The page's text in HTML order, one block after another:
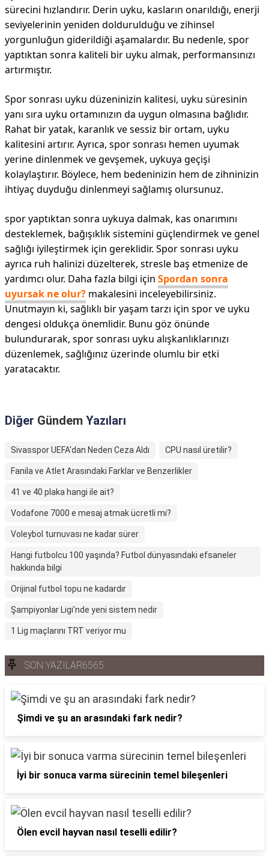
sürecini hızlandırır. Derin uyku, kasların onarıldığı, enerji
seviyelerinin yeniden doldurulduğu ve zihinsel
yorgunluğun giderildiği aşamalardır. Bu nedenle, spor
yaptıktan sonra kaliteli bir uyku almak, performansınızı
artırmıştır.
Spor sonrası uyku düzeninizin kalitesi, uyku süresinin
yanı sıra uyku ortamınızın da uygun olmasına bağlıdır.
Rahat bir yatak, karanlık ve sessiz bir ortam, uyku
kalitesini artırır. Ayrıca, spor sonrası hemen uyumak
yerine dinlenmek ve gevşemek, uykuya geçişi
kolaylaştırır. Böylece, hem bedeninizin hem de zihninizin
ihtiyaç duyduğu dinlenmeyi sağlamış olursunuz.
spor yaptıktan sonra uykuya dalmak, kas onarımını
desteklemek, bağışıklık sistemini güçlendirmek ve genel
sağlığı iyileştirmek için gereklidir. Spor sonrası uyku
ayrıca ruh halinizi düzelterek, stresle baş etmenize de
yardımcı olur. Daha fazla bilgi için Spordan sonra
uyursak ne olur? makalesini inceleyebilirsiniz.
Unutmayın ki, sağlıklı bir yaşam tarzı için spor ve uyku
dengesi oldukça önemlidir. Bunu göz önünde
bulundurarak, spor sonrası uyku alışkanlıklarınızı
düzenlemek, sağlığınız üzerinde olumlu bir etki
yaratacaktır.
Diğer Gündem Yazıları
Sivasspor UEFA'dan Neden Ceza Aldı CPU nasıl üretilir?
Fanila ve Atlet Arasındaki Farklar ve Benzerlikler
41 ve 40 plaka hangi ile ait?
Vodafone 7000 e mesaj atmak ücretli mi?
Voleybol turnuvası ne kadar sürer
Hangi futbolcu 100 yaşında? Futbol dünyasındaki efsaneler
hakkında bilgi
Orijinal futbol topu ne kadardır
Şampiyonlar Ligi'nde yeni sistem nedir
1 Lig maçlarını TRT veriyor mu
SON YAZILAR6565
Şimdi ve şu an arasındaki fark nedir?
İyi bir sonuca varma sürecinin temel bileşenleri
Ölen evcil hayvan nasıl teselli edilir?